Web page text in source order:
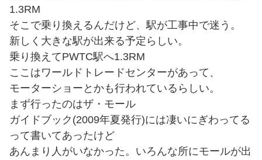
1.3RM
そこで乗り換えるんだけど、駅が工事中で迷う。
新しく大きな駅が出来る予定らしい。
乗り換えてPWTC駅へ1.3RM
ここはワールドトレードセンターがあって、
モーターショーとかも行われているらしい。
まず行ったのはザ・モール
ガイドブック(2009年夏発行)には凄いにぎわってる
って書いてあったけど
あんまり人がいなかった。いろんな所にモールが出